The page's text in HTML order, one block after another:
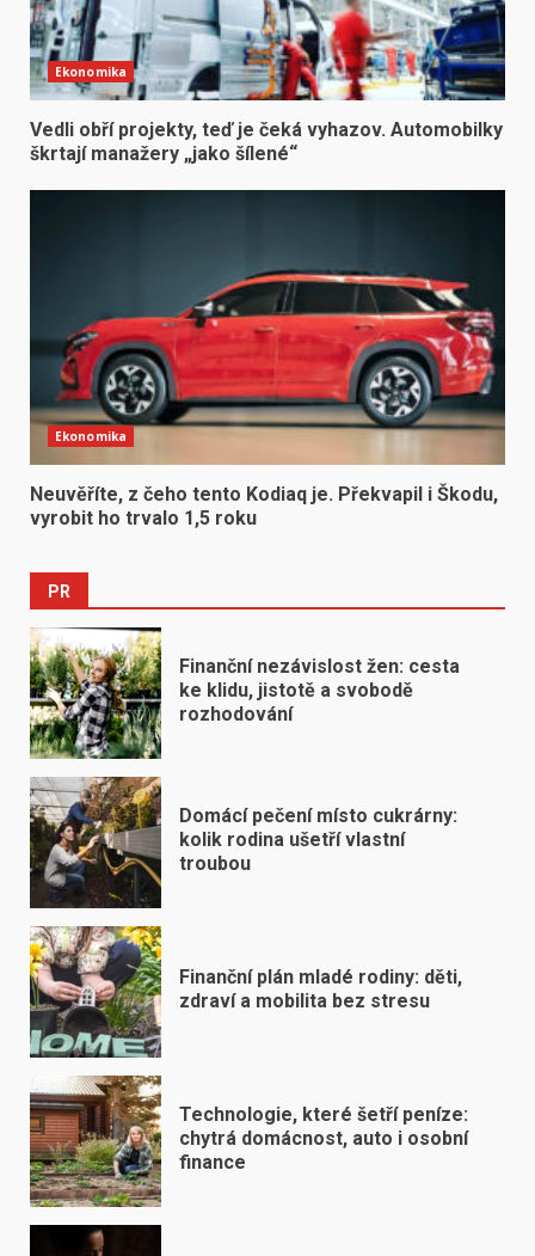
Ekonomika
Vedli obří projekty, teď je čeká vyhazov. Automobilky
škrtají manažery „jako šílené“
Ekonomika
Neuvěříte, z čeho tento Kodiaq je. Překvapil i Škodu,
vyrobit ho trvalo 1,5 roku
PR
Finanční nezávislost žen: cesta
ke klidu, jistotě a svobodě
rozhodování
Domácí pečení místo cukrárny:
kolik rodina ušetří vlastní
troubou
Finanční plán mladé rodiny: děti,
zdraví a mobilita bez stresu
Technologie, které šetří peníze:
chytrá domácnost, auto i osobní
finance